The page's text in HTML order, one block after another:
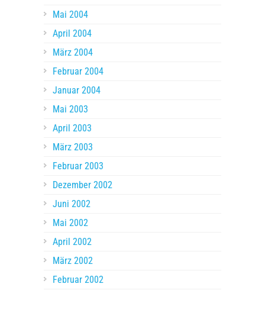
Mai 2004
April 2004
März 2004
Februar 2004
Januar 2004
Mai 2003
April 2003
März 2003
Februar 2003
Dezember 2002
Juni 2002
Mai 2002
April 2002
März 2002
Februar 2002